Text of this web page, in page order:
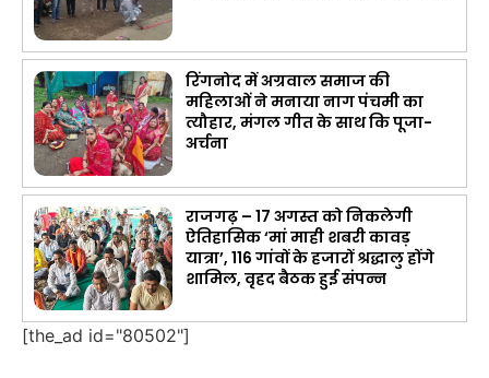
रिंगनोद में अग्रवाल समाज की
महिलाओं ने मनाया नाग पंचमी का
त्यौहार, मंगल गीत के साथ कि पूजा-
अर्चना
राजगढ़ – 17 अगस्त को निकलेगी
ऐतिहासिक ‘मां माही शबरी कावड़
यात्रा’, 116 गांवों के हजारों श्रद्धालु होंगे
शामिल, वृहद बैठक हुई संपन्न
[the_ad id="80502"]